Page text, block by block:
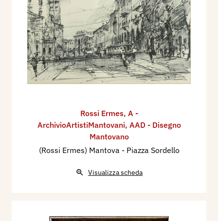
Rossi Ermes, A -
ArchivioArtistiMantovani, AAD - Disegno
Mantovano
(Rossi Ermes) Mantova - Piazza Sordello
Visualizza scheda